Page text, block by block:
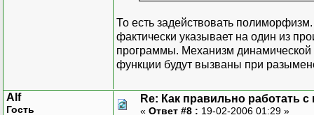
То есть задействовать
фактически указывает на один из
программы. Механизм динамической
функции будут вызваны при
Alf
Гость
Re: Как правильно работать с
« Ответ #8 : 19-02-2006 01:29 »